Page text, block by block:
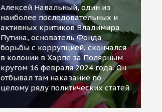
Алексей Навальный, один из
наиболее последовательных и
активных критиков Владимира
Путина, основатель Фонда
борьбы с коррупцией, скончался
в колонии в Харпе за Полярным
кругом 16 февраля 2024 года. Он
отбывал там наказание по
целому ряду политических статей